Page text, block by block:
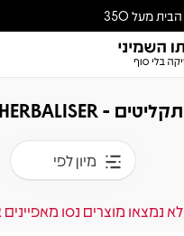
משלוח חינם עד הבית מעל 350
תקליטים - THE HERBALISER
מיון לפי
לא נמצאו מוצרים נסו